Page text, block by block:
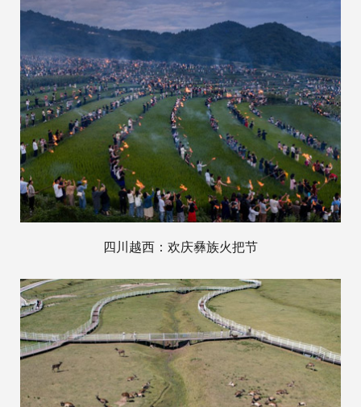
四川越西：欢庆彝族火把节